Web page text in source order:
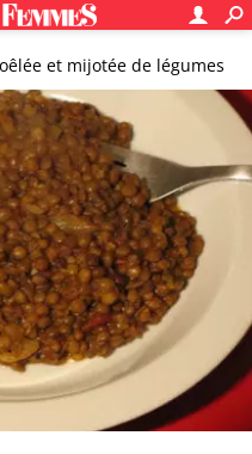
et mijotée de légumes